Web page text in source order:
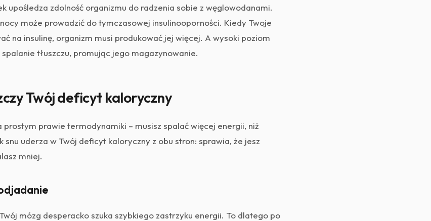
upośledza zdolność organizmu do radzenia sobie z węglowodanami.
może prowadzić do tymczasowej insulinooporności. Kiedy Twoje
na insulinę, organizm musi produkować jej więcej. A wysoki poziom
tłuszczu, promując jego magazynowanie.
Twój deficyt kaloryczny
prostym prawie termodynamiki – musisz spalać więcej energii, niż
snu uderza w Twój deficyt kaloryczny z obu stron: sprawia, że jesz
mniej.
mózg desperacko szuka szybkiego zastrzyku energii. To dlatego po